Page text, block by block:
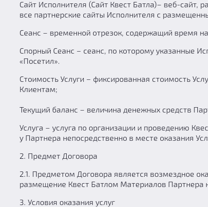
Сайт Исполнителя (Сайт Квест Батла)– веб-
все партнерские сайты Исполнителя с
Сеанс – временной отрезок, содержащий время
Спорный Сеанс – сеанс, по которому указанные
«Посетил».
Стоимость Услуги – фиксированная стоимость
Клиентам;
Текущий баланс – величина денежных средств
Услуга – услуга по организации и проведению
у Партнера непосредственно в месте оказания
2. Предмет Договора
2.1. Предметом Договора является возмездное
размещение Квест Батлом Материалов Партнера
3. Условия оказания услуг